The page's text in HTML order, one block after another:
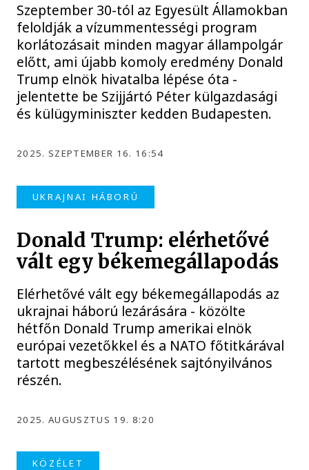
Szeptember 30-tól az Egyesült Államokban
feloldják a vízummentességi program
korlátozásait minden magyar állampolgár
előtt, ami újabb komoly eredmény Donald
Trump elnök hivatalba lépése óta -
jelentette be Szijjártó Péter külgazdasági
és külügyminiszter kedden Budapesten.
2025. SZEPTEMBER 16. 16:54
UKRAJNAI HÁBORÚ
Donald Trump: elérhetővé
vált egy békemegállapodás
Elérhetővé vált egy békemegállapodás az
ukrajnai háború lezárására - közölte
hétfőn Donald Trump amerikai elnök
európai vezetőkkel és a NATO főtitkárával
tartott megbeszélésének sajtónyilvános
részén.
2025. AUGUSZTUS 19. 8:20
KÖZÉLET